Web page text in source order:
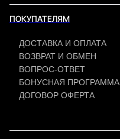
ПОКУПАТЕЛЯМ
ДОСТАВКА И ОПЛАТА
ВОЗВРАТ И ОБМЕН
ВОПРОС-ОТВЕТ
БОНУСНАЯ ПРОГРАММА
ДОГОВОР ОФЕРТА